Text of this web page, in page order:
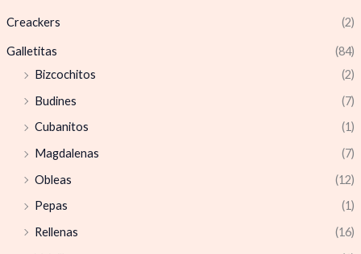
Creackers (2)
Galletitas
(84)
Bizcochitos
(2)
Budines
(7)
Cubanitos
(1)
Magdalenas
(7)
Obleas
(12)
Pepas
(1)
Rellenas
(16)